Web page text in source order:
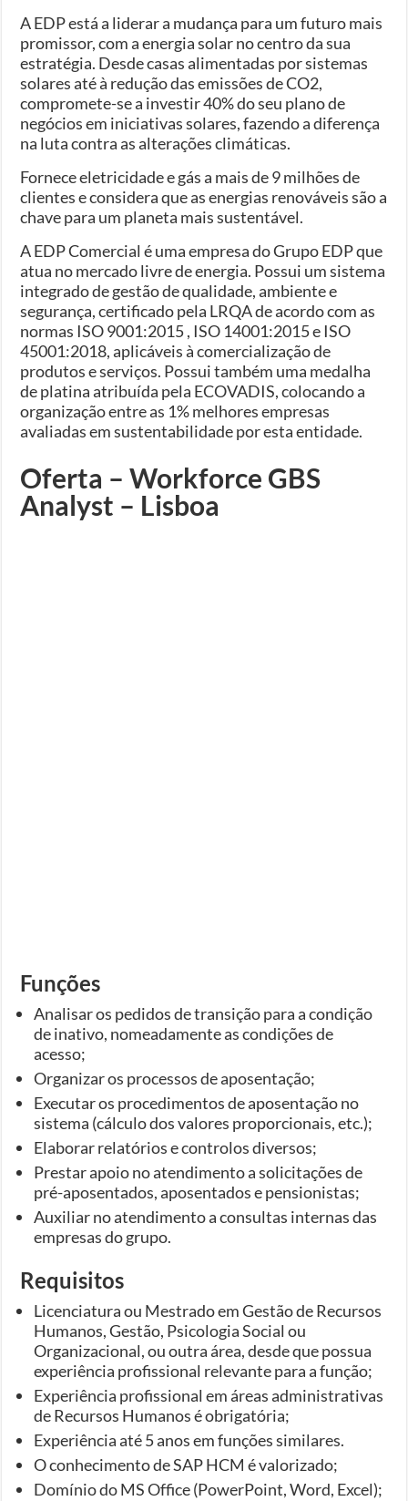
A EDP está a liderar a mudança para um futuro mais
promissor, com a energia solar no centro da sua
estratégia. Desde casas alimentadas por sistemas
solares até à redução das emissões de CO2,
compromete-se a investir 40% do seu plano de
negócios em iniciativas solares, fazendo a diferença
na luta contra as alterações climáticas.
Fornece eletricidade e gás a mais de 9 milhões de
clientes e considera que as energias renováveis são a
chave para um planeta mais sustentável.
A EDP Comercial é uma empresa do Grupo EDP que
atua no mercado livre de energia. Possui um sistema
integrado de gestão de qualidade, ambiente e
segurança, certificado pela LRQA de acordo com as
normas ISO 9001:2015 , ISO 14001:2015 e ISO
45001:2018, aplicáveis à comercialização de
produtos e serviços. Possui também uma medalha
de platina atribuída pela ECOVADIS, colocando a
organização entre as 1% melhores empresas
avaliadas em sustentabilidade por esta entidade.
Oferta – Workforce GBS
Analyst – Lisboa
Funções
Analisar os pedidos de transição para a condição
de inativo, nomeadamente as condições de
acesso;
Organizar os processos de aposentação;
Executar os procedimentos de aposentação no
sistema (cálculo dos valores proporcionais, etc.);
Elaborar relatórios e controlos diversos;
Prestar apoio no atendimento a solicitações de
pré-aposentados, aposentados e pensionistas;
Auxiliar no atendimento a consultas internas das
empresas do grupo.
Requisitos
Licenciatura ou Mestrado em Gestão de Recursos
Humanos, Gestão, Psicologia Social ou
Organizacional, ou outra área, desde que possua
experiência profissional relevante para a função;
Experiência profissional em áreas administrativas
de Recursos Humanos é obrigatória;
Experiência até 5 anos em funções similares.
O conhecimento de SAP HCM é valorizado;
Domínio do MS Office (PowerPoint, Word, Excel);